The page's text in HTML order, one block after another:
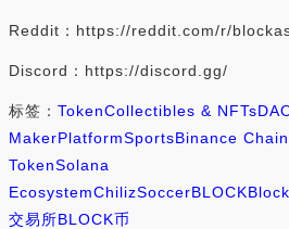
Reddit：https://reddit.com/r/
Discord：https://discord.gg/
标签： TokenCollectibles & NFTs
MakerPlatformSportsBinance Chain
TokenSolana
EcosystemChilizSoccerBLOCK
交易所BLOCK币